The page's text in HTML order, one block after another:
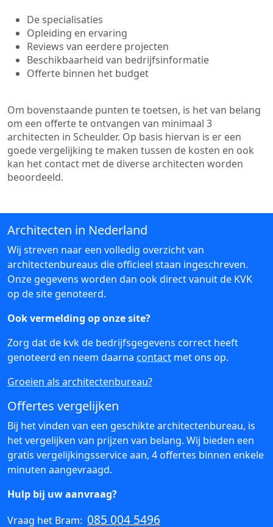
De specialisaties
Opleiding en ervaring
Reviews van eerdere projecten
Beschikbaarheid van bedrijfsinformatie
Offerte binnen het budget
Om bovenstaande punten te toetsen, is het van belang
om een offerte te ontvangen van minimaal 3
architecten in Scheulder. Op basis hiervan is er een
goede vergelijking te maken tussen de kosten en ook
kan het contact met de diverse architecten worden
beoordeeld.
Architecten in Nederland
Wij streven naar een volledig overzicht van
architectenbureaus die officieel staan ingeschreven.
Onze gegevens worden dan ook direct vanuit de KVK
op de site genoteerd.
Ook vermelding op onze site?
Zorg dat de kvk de bedrijfsgegevens correct heeft
genoteerd en neem daarna contact met ons op.
Groeien als architectenbureau?
Offertes vergelijken
Bij het vinden van een geschikte architectenbureau, is
het vergelijken van prijzen van belang. Wij bieden een
gratis vergelijkingsservice aan, 4 offertes binnen enkele
minuten aangevraagd.
Hulp bij uw aanvraag?
Vraag het Bram: 085 004 5496